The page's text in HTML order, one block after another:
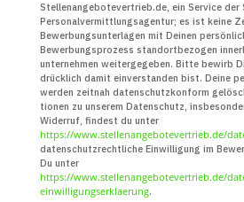
Stellenangebotevertrieb.de, ein Service der
Personal­vermittlungs­agentur; es ist keine
Bewerbungs­unter­lagen mit Deinen
Bewerbungs­prozess standort­bezogen
unter­nehmen weiter­gegeben. Bitte bewirb
drücklich damit ein­verstanden bist. Deine
werden zeitnah daten­schutz­konform
tionen zu unserem Daten­schutz,
Widerruf, findest du unter
https://www.stellenangebotevertrieb.de/
daten­schutz­recht­liche Ein­willigung im
Du unter
https://www.stellenangebotevertrieb.de/
einwilligungserklaerung.